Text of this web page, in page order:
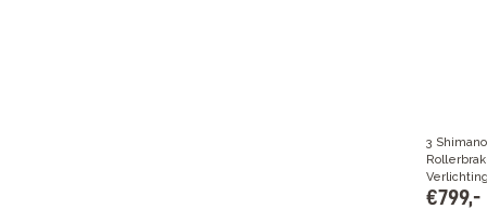
3
€799,-